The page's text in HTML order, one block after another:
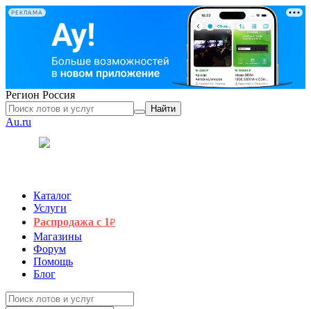
РЕКЛАМА
Регион Россия
Найти
Au.ru
Каталог
Услуги
Распродажа с 1₽
Магазины
Форум
Помощь
Блог